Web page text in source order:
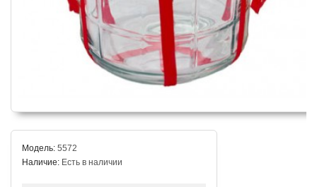
Модель: 5572
Наличие: Есть в наличии